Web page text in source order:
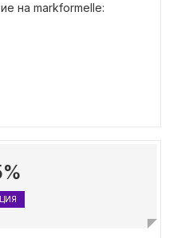
на markformelle: